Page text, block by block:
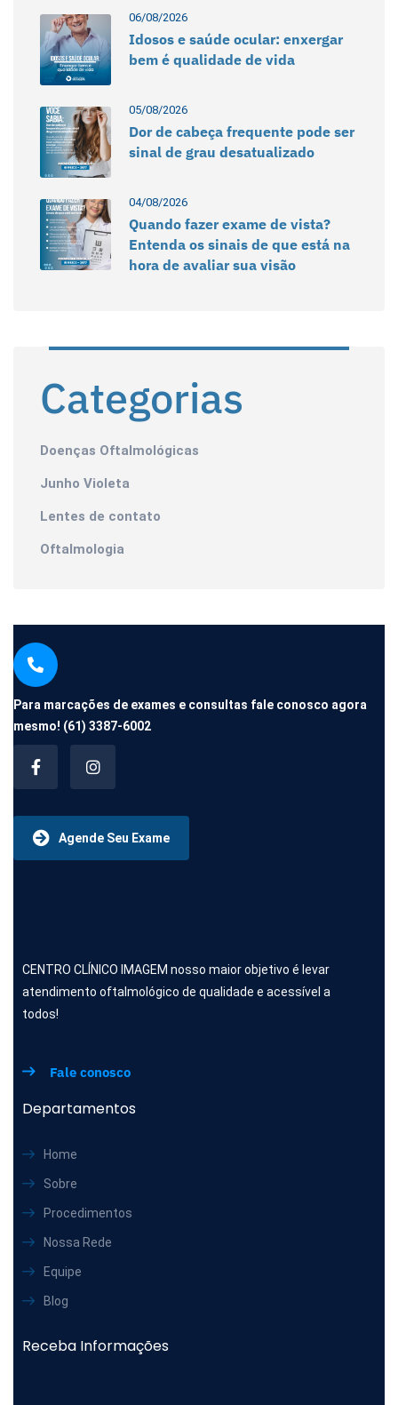
06/08/2026
Idosos e saúde ocular: enxergar
bem é qualidade de vida
05/08/2026
Dor de cabeça frequente pode ser
sinal de grau desatualizado
04/08/2026
Quando fazer exame de vista?
Entenda os sinais de que está na
hora de avaliar sua visão
Categorias
Doenças Oftalmológicas
Junho Violeta
Lentes de contato
Oftalmologia
Para marcações de exames e consultas fale conosco agora
mesmo! (61) 3387-6002
Agende Seu Exame
CENTRO CLÍNICO IMAGEM nosso maior objetivo é levar
atendimento oftalmológico de qualidade e acessível a
todos!
Fale conosco
Departamentos
Home
Sobre
Procedimentos
Nossa Rede
Equipe
Blog
Receba Informações